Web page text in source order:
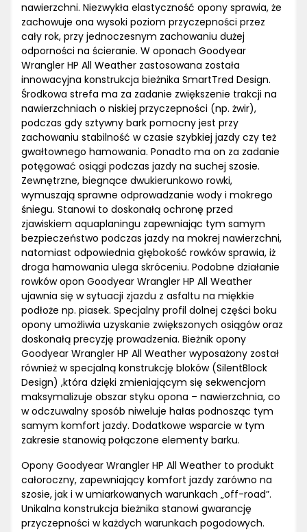
nawierzchni. Niezwykła elastyczność opony sprawia, że
zachowuje ona wysoki poziom przyczepności przez
cały rok, przy jednoczesnym zachowaniu dużej
odporności na ścieranie. W oponach Goodyear
Wrangler HP All Weather zastosowana została
innowacyjna konstrukcja bieżnika SmartTred Design.
Środkowa strefa ma za zadanie zwiększenie trakcji na
nawierzchniach o niskiej przyczepności (np. żwir),
podczas gdy sztywny bark pomocny jest przy
zachowaniu stabilność w czasie szybkiej jazdy czy też
gwałtownego hamowania. Ponadto ma on za zadanie
potęgować osiągi podczas jazdy na suchej szosie.
Zewnętrzne, biegnące dwukierunkowo rowki,
wymuszają sprawne odprowadzanie wody i mokrego
śniegu. Stanowi to doskonałą ochronę przed
zjawiskiem aquaplaningu zapewniając tym samym
bezpieczeństwo podczas jazdy na mokrej nawierzchni,
natomiast odpowiednia głębokość rowków sprawia, iż
droga hamowania ulega skróceniu. Podobne działanie
rowków opon Goodyear Wrangler HP All Weather
ujawnia się w sytuacji zjazdu z asfaltu na miękkie
podłoże np. piasek. Specjalny profil dolnej części boku
opony umożliwia uzyskanie zwiększonych osiągów oraz
doskonałą precyzję prowadzenia. Bieżnik opony
Goodyear Wrangler HP All Weather wyposażony został
również w specjalną konstrukcję bloków (SilentBlock
Design) ,która dzięki zmieniającym się sekwencjom
maksymalizuje obszar styku opona – nawierzchnia, co
w odczuwalny sposób niweluje hałas podnosząc tym
samym komfort jazdy. Dodatkowe wsparcie w tym
zakresie stanowią połączone elementy barku.
Opony Goodyear Wrangler HP All Weather to produkt
całoroczny, zapewniający komfort jazdy zarówno na
szosie, jak i w umiarkowanych warunkach „off-road”.
Unikalna konstrukcja bieżnika stanowi gwarancję
przyczepności w każdych warunkach pogodowych.